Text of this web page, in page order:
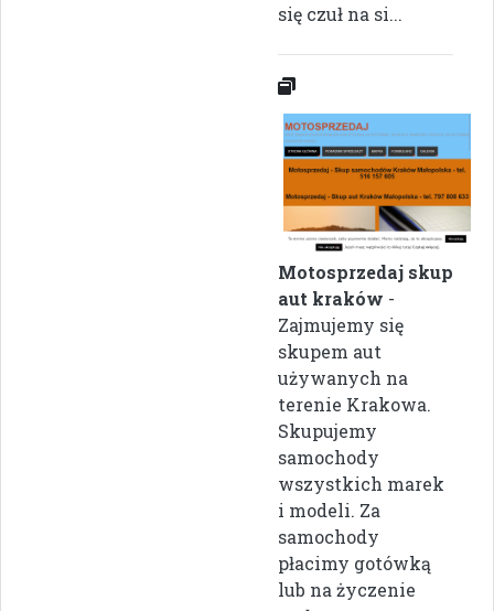
się czuł na si...
Motosprzedaj skup
aut kraków -
Zajmujemy się
skupem aut
używanych na
terenie Krakowa.
Skupujemy
samochody
wszystkich marek
i modeli. Za
samochody
płacimy gotówką
lub na życzenie